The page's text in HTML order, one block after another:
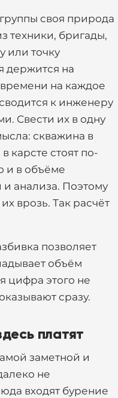
своя природа
техники, бригады,
или точку
держится на
на каждое
к инженеру
Свести их в одну
скважина в
карсте стоят по-
и в объёме
анализа. Поэтому
врозь. Так расчёт
позволяет
объём
цифра этого не
сразу.
платят
заметной и
не
входят бурение